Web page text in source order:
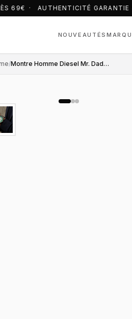
69€ · AUTHENTICITÉ GARANTIE
NOUVEAUTÉS
/ Montre Homme Diesel Mr. Daddy Slim DZ7488 cadran vert bracelet acier